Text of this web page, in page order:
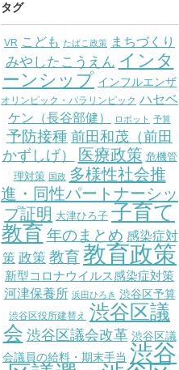
タグ
VR こども たばこ政策 まちづくり
みやしたこうえん インタ
ーンシップ インフルエンザ
オリンピック・パラリンピック ハセベ
ケン（長谷部健）
ロボット 予算
予防接種 前田和茂（前田
かずしげ）
医療政策 危機管
理対策 国政 多様性社会推
進・同性パートナーシッ
プ証明 大津ひろ子 子育て
教育 年のまとめ 感染症対
策 政策 教育教育政策
新型コロナウイルス感染症対策
河津保養所 浜田ひろき 渋谷区予算
渋谷区役所建替え 渋谷区議
会 渋谷区議会改革 渋谷区議
会議員の給料・期末手当 渋谷